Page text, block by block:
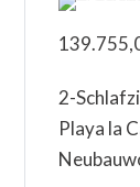
2-
Playa la